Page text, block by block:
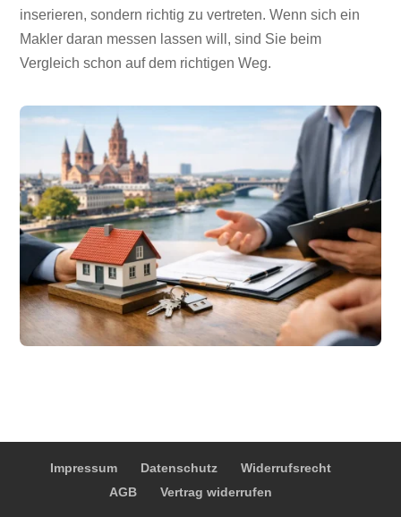
inserieren, sondern richtig zu vertreten. Wenn sich ein
Makler daran messen lassen will, sind Sie beim
Vergleich schon auf dem richtigen Weg.
Impressum Datenschutz
Widerrufsrecht
AGB
Vertrag widerrufen